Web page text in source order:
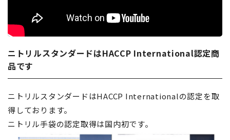
ニトリルスタンダードはHACCP International認定商
品です
ニトリルスタンダードはHACCP Internationalの認定を取
得しております。
ニトリル手袋の認定取得は国内初です。